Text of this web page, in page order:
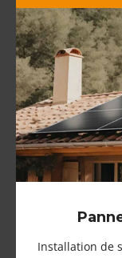
Installation de